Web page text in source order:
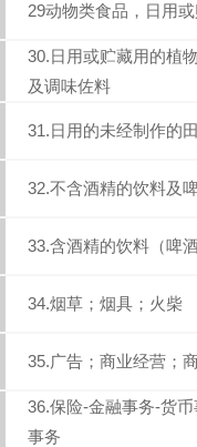
29动物类食品，日用
30.日用或贮藏用的植
及调味佐料
31.日用的未经制作的
32.不含酒精的饮料及
33.含酒精的饮料（啤酒
34.烟草；烟具；火柴
35.广告；商业经营；
36.保险-金融事务-货
事务